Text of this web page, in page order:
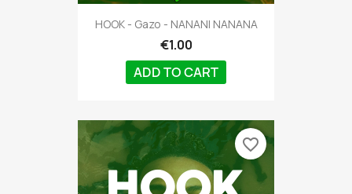
HOOK - Gazo - NANANI NANANA
€1.00
ADD TO CART
favorite_border